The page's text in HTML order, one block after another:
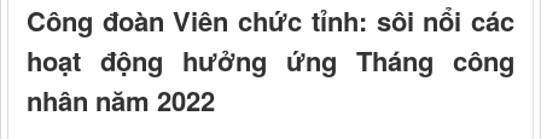
Công đoàn Viên chức tỉnh: sôi nổi các
hoạt động hưởng ứng Tháng công
nhân năm 2022